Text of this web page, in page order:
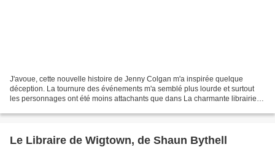
J'avoue, cette nouvelle histoire de Jenny Colgan m'a inspirée quelque
déception. La tournure des événements m'a semblé plus lourde et surtout
les personnages ont été moins attachants que dans La charmante librairie
Le Libraire de Wigtown, de Shaun Bythell